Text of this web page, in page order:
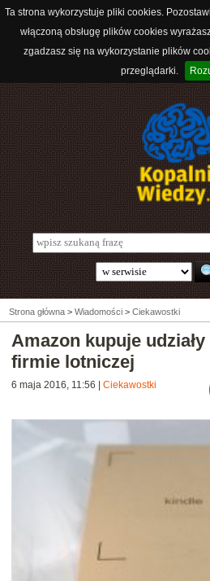
Ta strona wykorzystuje pliki cookies.
włączoną obsługę plików cookies
zgadzasz się na wykorzystanie plików
przeglądarki.
Strona główna > Wiadomości > Ciekawostki
Amazon kupuje udziały
firmie lotniczej
6 maja 2016, 11:56 Ciekawostki